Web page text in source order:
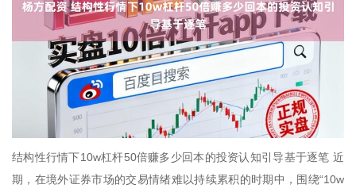
结构性行情下10w杠杆50倍赚多少回本的投资认知引导基于逐笔 近
期，在境外证券市场的交易情绪难以持续累积的时期中，围绕“10w